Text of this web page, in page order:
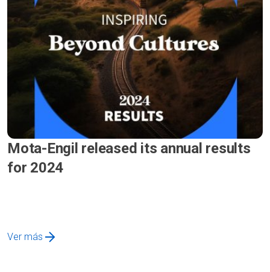
Mota-Engil released its annual results
for 2024
Ver más